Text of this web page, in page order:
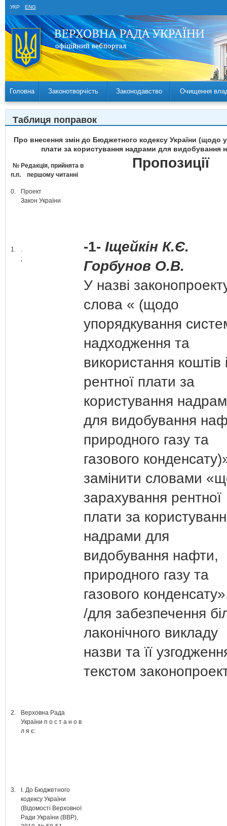
УКР ENG
Головна Законотворчість Законодавство Очищення
Таблиця поправок
Про внесення змін до Бюджетного кодексу України (щодо
плати за користування надрами для видобування
№
п.п.
Редакція, прийнята в
першому читанні
Пропозиції
0.
Проект
Закон України
1.
.
;
-1- Іщейкін К.Є.
Горбунов О.В.
У назві
слова « (щодо
упорядкування
надходження та
використання коштів
рентної плати за
користування
для видобування
природного газу та
газового
замінити словами
зарахування рентної
плати за
надрами для
видобування нафти,
природного газу та
газового
/для забезпечення
лаконічного викладу
назви та її
текстом
2.
Верховна Рада
України п о с т а н о в
л я є:
3.
І. До Бюджетного
кодексу України
(Відомості Верховної
Ради України (ВВР),